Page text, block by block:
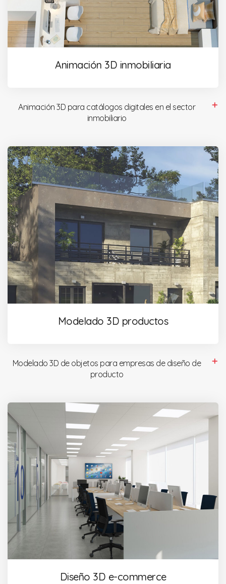
Animación 3D inmobiliaria
Animación 3D para catálogos digitales en el sector
inmobiliario
Modelado 3D productos
Modelado 3D de objetos para empresas de diseño de
producto
Diseño 3D e-commerce